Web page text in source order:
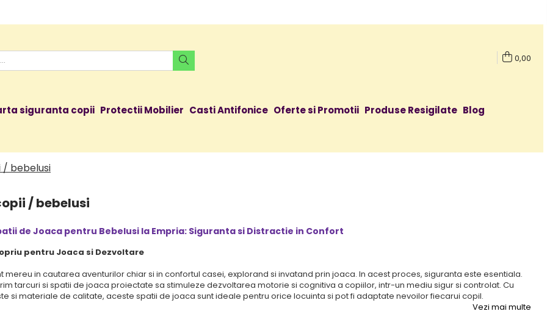
0,00
siguranta copii Protectii Mobilier Casti Antifonice Oferte si Promotii Produse Resigilate Blog
/ bebelusi
/ bebelusi
de Joaca pentru Bebelusi la Empria: Siguranta si Distractie in Confort
pentru Joaca si Dezvoltare
mereu in cautarea aventurilor chiar si in confortul casei, explorand si invatand prin joaca. In acest proces, siguranta este esentiala.
tarcuri si spatii de joaca proiectate sa stimuleze dezvoltarea motorie si cognitiva a copiilor, intr-un mediu sigur si controlat. Cu
si materiale de calitate, aceste spatii de joaca sunt ideale pentru orice locuinta si pot fi adaptate nevoilor fiecarui copil.
Vezi mai multe